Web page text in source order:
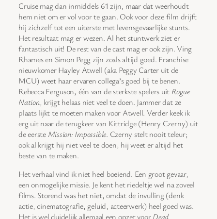
Cruise mag dan inmiddels 61 zijn, maar dat weerhoudt
hem niet om er vol voor te gaan. Ook voor deze film drijft
hij zichzelf tot een uiterste met levensgevaarlijke stunts.
Het resultaat mag er wezen. Al het stuntwerk ziet er
fantastisch uit! De rest van de cast mag er ook zijn. Ving
Rhames en Simon Pegg zijn zoals altijd goed. Franchise
nieuwkomer Hayley Atwell (aka Peggy Carter uit de
MCU) weet haar ervaren collega’s goed bij te benen.
Rebecca Ferguson, één van de sterkste spelers uit Rogue
Nation, krijgt helaas niet veel te doen. Jammer dat ze
plaats lijkt te moeten maken voor Atwell. Verder keek ik
erg uit naar de terugkeer van Kittridge (Henry Czerny) uit
de eerste Mission: Impossible. Czerny stelt nooit teleur;
ook al krijgt hij niet veel te doen, hij weet er altijd het
beste van te maken.
Het verhaal vind ik niet heel boeiend. Een groot gevaar,
een onmogelijke missie. Je kent het riedeltje wel na zoveel
films. Storend was het niet, omdat de invulling (denk
actie, cinematografie, geluid, acteerwerk) heel goed was.
Het is wel duidelijk allemaal een opzet voorDead